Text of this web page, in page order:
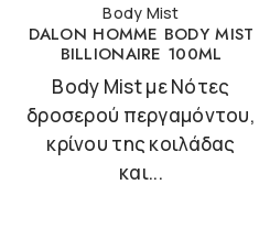
Body Mist
DALON HOMME BODY MIST
BILLIONAIRE 100ML
Body Mist με Νότες
δροσερού περγαμόντου,
κρίνου της κοιλάδας
και...